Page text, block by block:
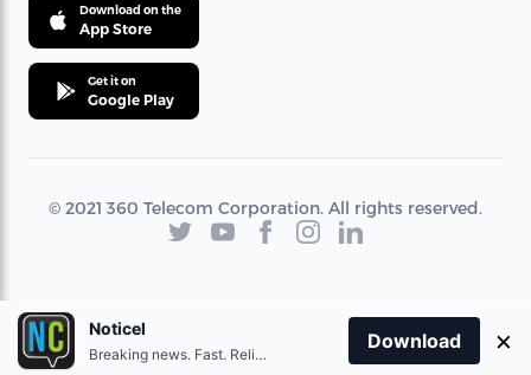
Download on the
App Store
Get it on
Google Play
© 2021 360 Telecom Corporation. All rights reserved.
Noticel
Breaking news. Fast. Reliable.
Download ×